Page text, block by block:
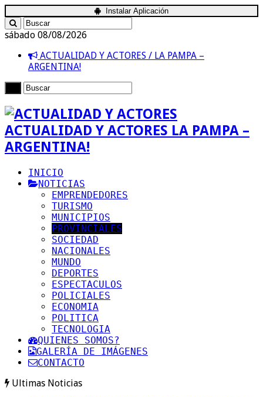
Instalar Aplicación
sábado 08/08/2026
ACTUALIDAD Y ACTORES / LA PAMPA –
ARGENTINA!
ACTUALIDAD Y ACTORES LA PAMPA –
ARGENTINA!
INICIO
NOTICIAS
EMPRENDEDORES
TURISMO
MUNICIPIOS
PROVINCIALES
SOCIEDAD
NACIONALES
MUNDO
DEPORTES
ESPECTACULOS
POLICIALES
ECONOMIA
POLITICA
TECNOLOGIA
QUIENES SOMOS?
GALERÍA DE IMÁGENES
CONTACTO
Ultimas Noticias